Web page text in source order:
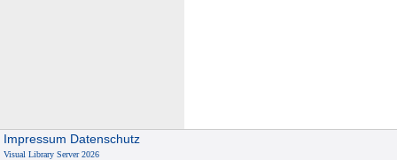
Impressum Datenschutz
Visual Library Server 2026